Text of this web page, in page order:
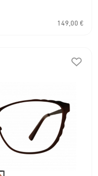
149,00 €